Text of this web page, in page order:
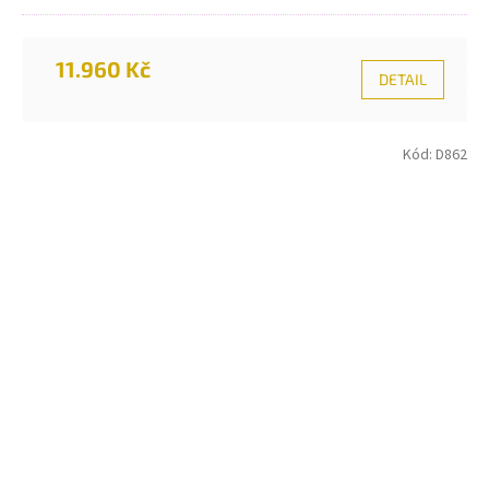
11.960 Kč DETAIL
Kód: D862